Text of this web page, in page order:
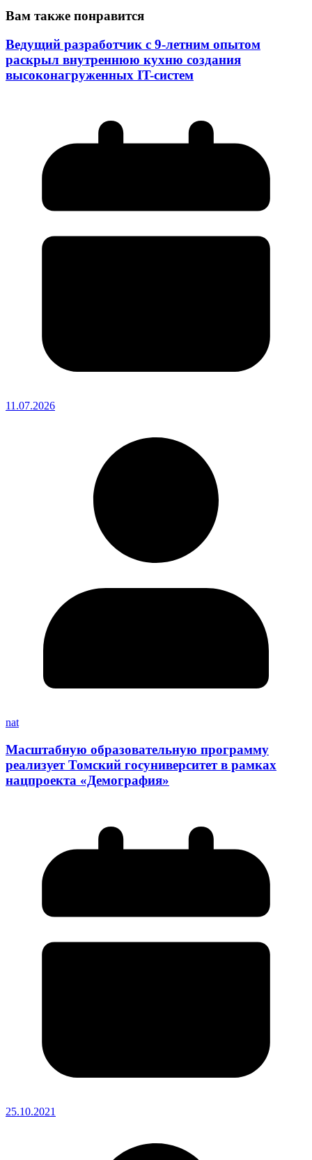
Вам также понравится
Ведущий разработчик с 9-летним опытом
раскрыл внутреннюю кухню создания
высоконагруженных IT-систем
11.07.2026
nat
Масштабную образовательную программу
реализует Томский госуниверситет в рамках
нацпроекта «Демография»
25.10.2021